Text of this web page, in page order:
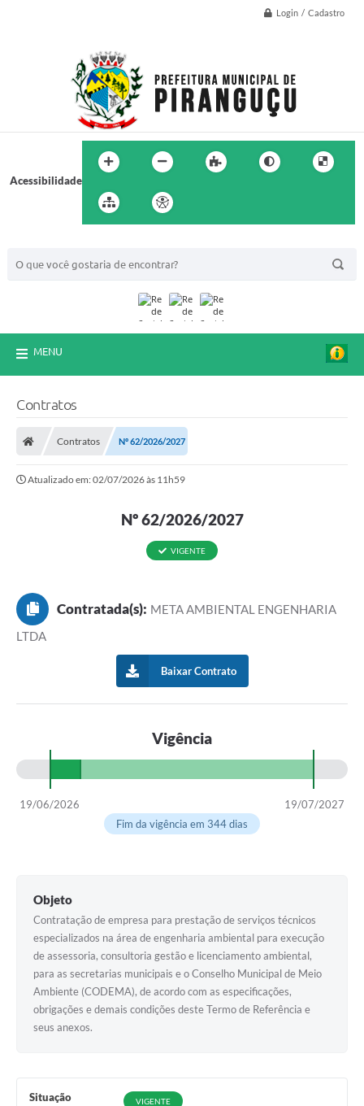
Login / Cadastro
Acessibilidade
MENU
Contratos
Contratos Nº 62/2026/2027
Atualizado em: 02/07/2026 às 11h59
Nº 62/2026/2027
VIGENTE
Contratada(s): META AMBIENTAL ENGENHARIA
LTDA
Baixar Contrato
Vigência
19/06/2026
19/07/2027
Fim da vigência em 344 dias
Objeto
Contratação de empresa para prestação de serviços técnicos
especializados na área de engenharia ambiental para execução
de assessoria, consultoria gestão e licenciamento ambiental,
para as secretarias municipais e o Conselho Municipal de Meio
Ambiente (CODEMA), de acordo com as especificações,
obrigações e demais condições deste Termo de Referência e
seus anexos.
Situação VIGENTE